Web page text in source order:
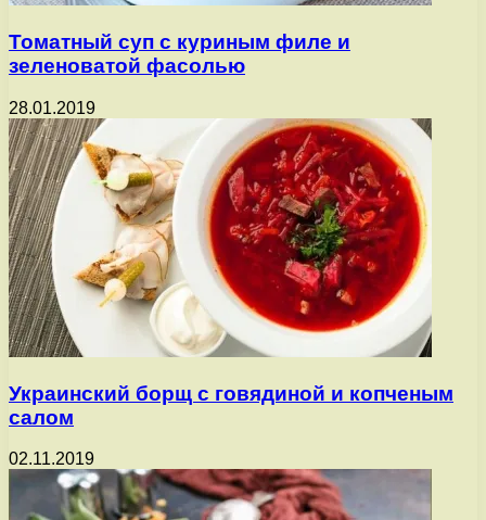
Томатный суп с куриным филе и
зеленоватой фасолью
28.01.2019
Украинский борщ с говядиной и копченым
салом
02.11.2019